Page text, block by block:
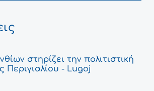
στηρίζει την πολιτιστική
Περιγιαλίου - Lugoj